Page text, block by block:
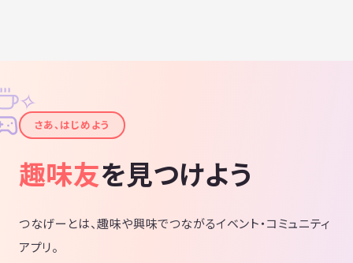
✦
✧
さあ、はじめよう
趣味友を見つけよう
つなげーとは、趣味や興味でつながるイベント・コミュニティ
アプリ。